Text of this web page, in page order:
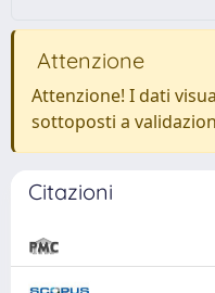
Attenzione
Attenzione! I dati
sottoposti a
Citazioni